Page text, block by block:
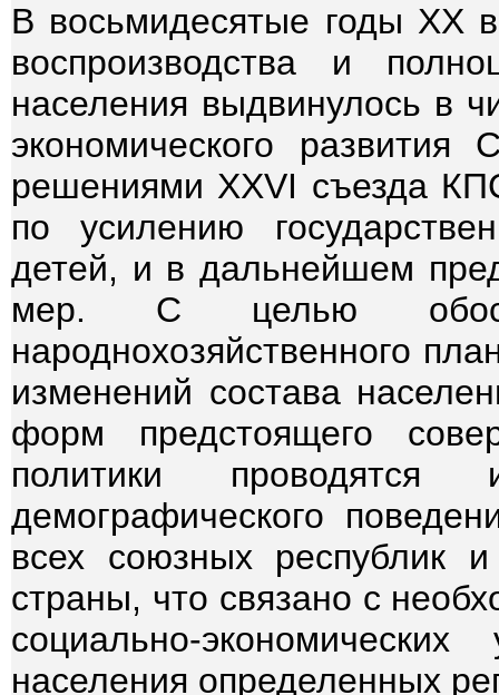
В восьмидесятые годы XX
воспроизводства и
населения выдвинулось в
экономического
решениями XXVI съезда
по усилению
детей, и в дальнейшем
мер. С целью
народнохозяйственного
изменений состава
форм предстоящего
политики проводятся
демографического
всех союзных республик
страны, что связано с
социально-
населения определенных